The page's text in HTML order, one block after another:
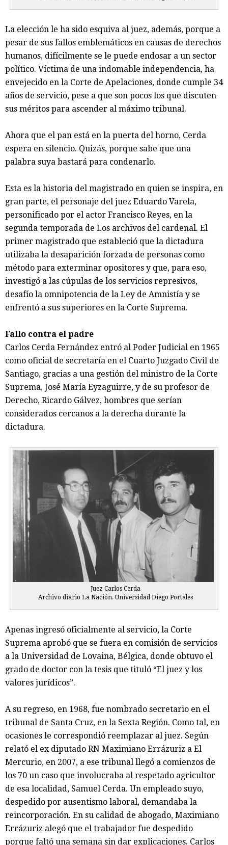
La elección le ha sido esquiva al juez, además, porque a
pesar de sus fallos emblemáticos en causas de derechos
humanos, difícilmente se le puede endosar a un sector
político. Víctima de una indomable independencia, ha
envejecido en la Corte de Apelaciones, donde cumple 34
años de servicio, pese a que son pocos los que discuten
sus méritos para ascender al máximo tribunal.
Ahora que el pan está en la puerta del horno, Cerda
espera en silencio. Quizás, porque sabe que una
palabra suya bastará para condenarlo.
Esta es la historia del magistrado en quien se inspira, en
gran parte, el personaje del juez Eduardo Varela,
personificado por el actor Francisco Reyes, en la
segunda temporada de Los archivos del cardenal. El
primer magistrado que estableció que la dictadura
utilizaba la desaparición forzada de personas como
método para exterminar opositores y que, para eso,
investigó a las cúpulas de los servicios represivos,
desafío la omnipotencia de la Ley de Amnistía y se
enfrentó a sus superiores en la Corte Suprema.
Fallo contra el padre
Carlos Cerda Fernández entró al Poder Judicial en 1965
como oficial de secretaría en el Cuarto Juzgado Civil de
Santiago, gracias a una gestión del ministro de la Corte
Suprema, José María Eyzaguirre, y de su profesor de
Derecho, Ricardo Gálvez, hombres que serían
considerados cercanos a la derecha durante la
dictadura.
Juez Carlos Cerda
Archivo diario La Nación. Universidad Diego Portales
Apenas ingresó oficialmente al servicio, la Corte
Suprema aprobó que se fuera en comisión de servicios
a la Universidad de Lovaina, Bélgica, donde obtuvo el
grado de doctor con la tesis que tituló “El juez y los
valores jurídicos”.
A su regreso, en 1968, fue nombrado secretario en el
tribunal de Santa Cruz, en la Sexta Región. Como tal, en
ocasiones le correspondió reemplazar al juez. Según
relató el ex diputado RN Maximiano Errázuriz a El
Mercurio, en 2007, a ese tribunal llegó a comienzos de
los 70 un caso que involucraba al respetado agricultor
de esa localidad, Samuel Cerda. Un empleado suyo,
despedido por ausentismo laboral, demandaba la
reincorporación. En su calidad de abogado, Maximiano
Errázuriz alegó que el trabajador fue despedido
porque faltó una semana sin dar explicaciones. Carlos